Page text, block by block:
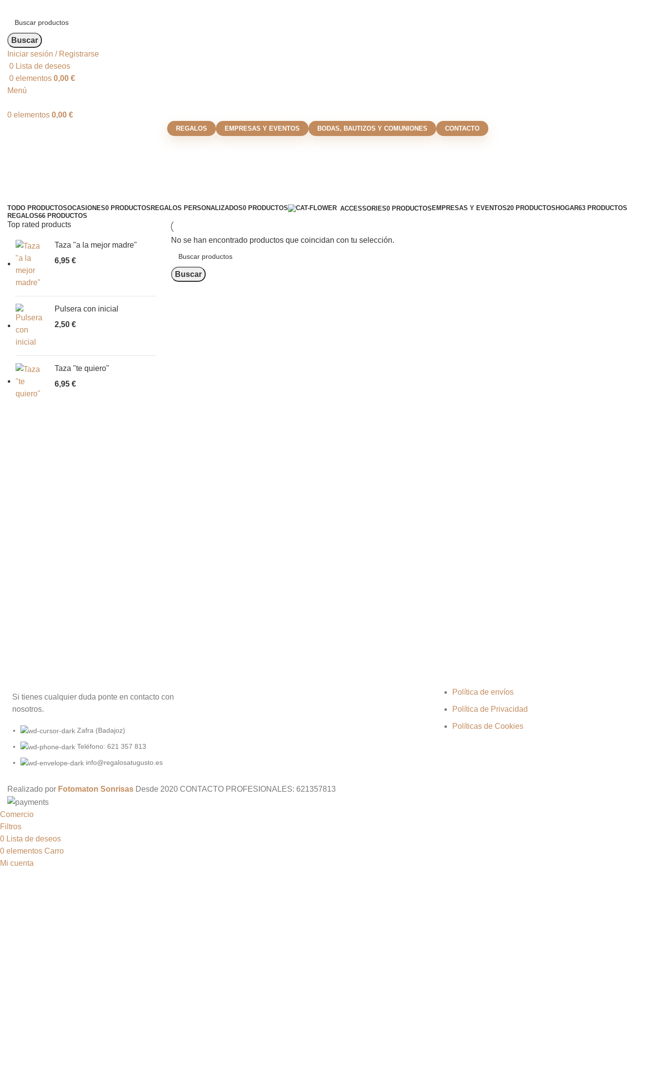
Buscar
Iniciar sesión / Registrarse
0 Lista de deseos
0 elementos 0,00 €
Menú
0 elementos 0,00 €
REGALOS EMPRESAS Y EVENTOS BODAS, BAUTIZOS Y COMUNIONES CONTACTO
TODO PRODUCTOSOCASIONES0 PRODUCTOS REGALOS PERSONALIZADOS0 PRODUCTOS ACCESSORIES0 PRODUCTOS EMPRESAS Y EVENTOS20 PRODUCTOS HOGAR63 PRODUCTOS
REGALOS66 PRODUCTOS
Top rated products
Taza "a la mejor madre"
6,95 €
Pulsera con inicial
2,50 €
Taza "te quiero"
6,95 €
No se han encontrado productos que coincidan con tu selección.
Buscar
Si tienes cualquier duda ponte en contacto con
nosotros.
Zafra (Badajoz)
Teléfono: 621 357 813
info@regalosatugusto.es
Política de envíos
Política de Privacidad
Políticas de Cookies
Realizado por Fotomaton Sonrisas Desde 2020 CONTACTO PROFESIONALES: 621357813
Comercio
Filtros
0 Lista de deseos
0 elementos Carro
Mi cuenta